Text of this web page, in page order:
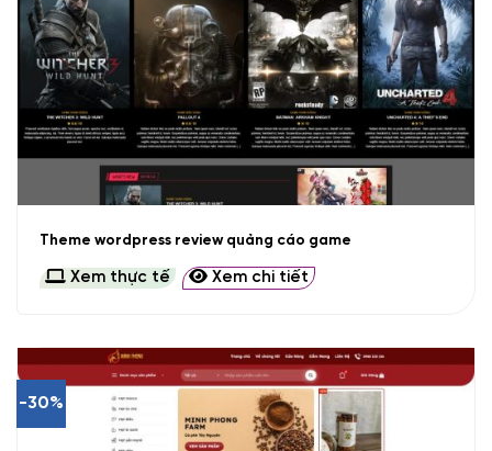
Theme wordpress review quảng cáo game
Xem thực tế Xem chi tiết
-30%